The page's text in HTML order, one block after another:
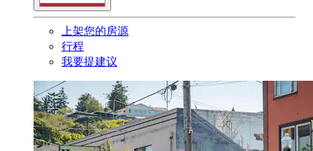
上架您的房源
行程
我要提建议